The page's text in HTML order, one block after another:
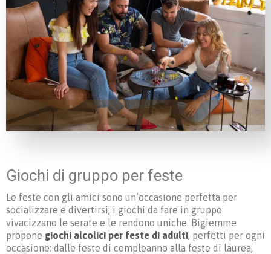
Giochi di gruppo per feste
Le feste con gli amici sono un’occasione perfetta per
socializzare e divertirsi; i giochi da fare in gruppo
vivacizzano le serate e le rendono uniche. Bigiemme
propone giochi alcolici per feste di adulti, perfetti per ogni
occasione: dalle feste di compleanno alla feste di laurea,